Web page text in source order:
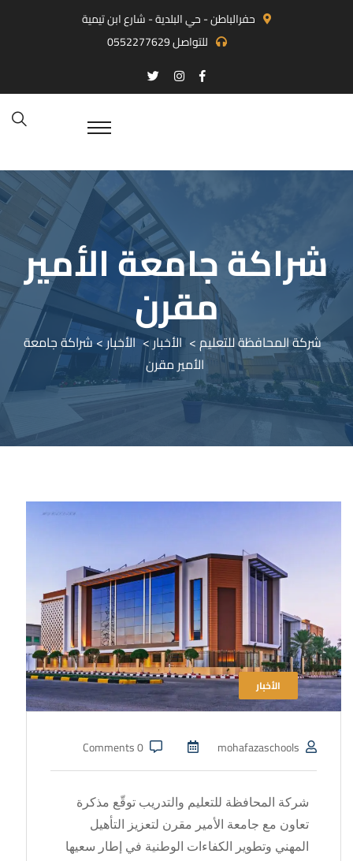
حفرالباطن - حي البلدية - شارع ابن تيمية
للتواصل0552277629
شراكة جامعة الأمير
مقرن
شركة المحافظة للتعليم> الأخبار>الأخبار > شراكة جامعة
الأمير مقرن
الأخبار
mohafazaschools
0 Comments
شركة المحافظة للتعليم والتدريب توقّع مذكرة
تعاون مع جامعة الأمير مقرن لتعزيز التأهيل
المهني وتطوير الكفاءات الوطنية في إطار سعيها